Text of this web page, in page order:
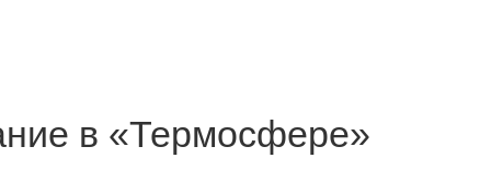
в «Термосфере»